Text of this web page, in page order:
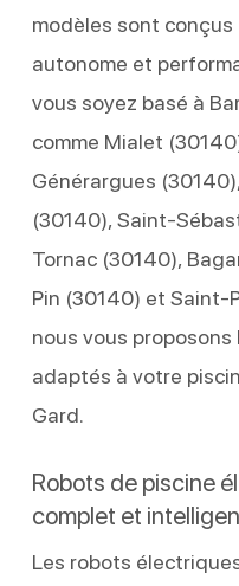
modèles sont
autonome et
vous soyez basé à
comme Mialet
Générargues
(30140), Saint-
Tornac (30140),
Pin (30140) et
nous vous
adaptés à votre
Gard.
Robots de piscine
complet et
Les robots